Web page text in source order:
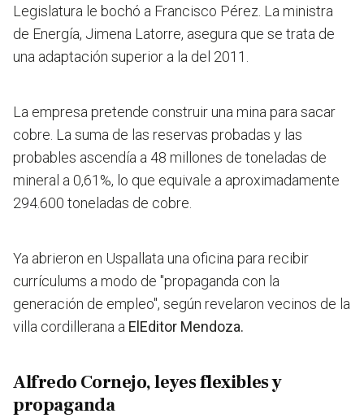
Legislatura le bochó a Francisco Pérez. La ministra
de Energía, Jimena Latorre, asegura que se trata de
una adaptación superior a la del 2011.
La empresa pretende construir una mina para sacar
cobre. La suma de las reservas probadas y las
probables ascendía a 48 millones de toneladas de
mineral a 0,61%, lo que equivale a aproximadamente
294.600 toneladas de cobre.
Ya abrieron en Uspallata una oficina para recibir
currículums a modo de "propaganda con la
generación de empleo", según revelaron vecinos de la
villa cordillerana a ElEditor Mendoza.
Alfredo Cornejo, leyes flexibles y
propaganda